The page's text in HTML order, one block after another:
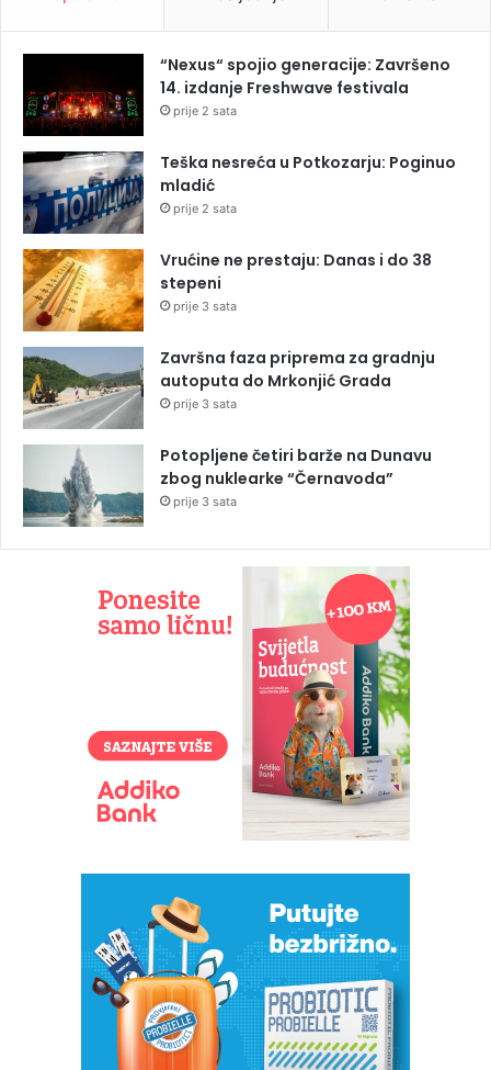
“Nexus“ spojio generacije: Završeno
14. izdanje Freshwave festivala
prije 2 sata
Teška nesreća u Potkozarju: Poginuo
mladić
prije 2 sata
Vrućine ne prestaju: Danas i do 38
stepeni
prije 3 sata
Završna faza priprema za gradnju
autoputa do Mrkonjić Grada
prije 3 sata
Potopljene četiri barže na Dunavu
zbog nuklearke “Černavoda”
prije 3 sata